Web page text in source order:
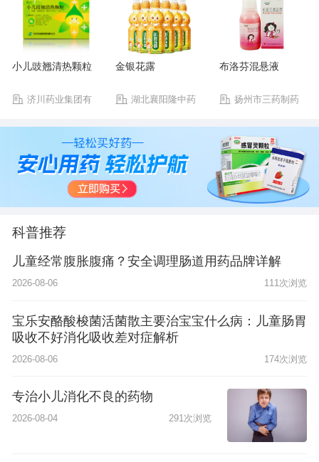
小儿豉翘清热颗粒
济川药业集团有
金银花露
湖北襄阳隆中药
布洛芬混悬液
扬州市三药制药
科普推荐
儿童经常腹胀腹痛？安全调理肠道用药品牌详解
2026-08-06 111次浏览
宝乐安酪酸梭菌活菌散主要治宝宝什么病：儿童肠胃
吸收不好消化吸收差对症解析
2026-08-06 174次浏览
专治小儿消化不良的药物
2026-08-04 291次浏览